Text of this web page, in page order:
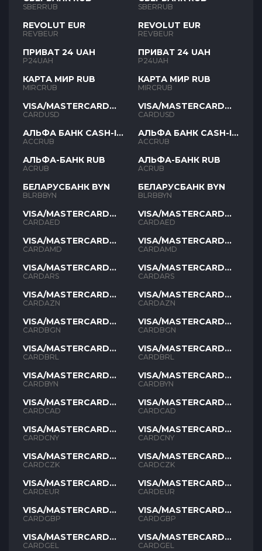
SBERRUB
REVOLUT EUR
REVBEUR
ПРИВАТ 24 UAH
P24UAH
КАРТА МИР RUB
MIRCRUB
VISA/MASTERCARD
USD
CARDUSD
АЛЬФА БАНК CASH-IN
RUB
ACCRUB
АЛЬФА-БАНК RUB
ACRUB
БЕЛАРУСБАНК BYN
BLRBBYN
VISA/MASTERCARD
AED
CARDAED
VISA/MASTERCARD
AMD
CARDAMD
VISA/MASTERCARD
ARS
CARDARS
VISA/MASTERCARD
AZN
CARDAZN
VISA/MASTERCARD
BGN
CARDBGN
VISA/MASTERCARD
BRL
CARDBRL
VISA/MASTERCARD
BYN
CARDBYN
VISA/MASTERCARD
CAD
CARDCAD
VISA/MASTERCARD
CNY
CARDCNY
VISA/MASTERCARD
CZK
CARDCZK
VISA/MASTERCARD
EUR
CARDEUR
VISA/MASTERCARD
GBP
CARDGBP
VISA/MASTERCARD
GEL
CARDGEL
SBERRUB
REVOLUT EUR
REVBEUR
ПРИВАТ 24 UAH
P24UAH
КАРТА МИР RUB
MIRCRUB
VISA/MASTERCARD
USD
CARDUSD
АЛЬФА БАНК CASH-IN
RUB
ACCRUB
АЛЬФА-БАНК RUB
ACRUB
БЕЛАРУСБАНК BYN
BLRBBYN
VISA/MASTERCARD
AED
CARDAED
VISA/MASTERCARD
AMD
CARDAMD
VISA/MASTERCARD
ARS
CARDARS
VISA/MASTERCARD
AZN
CARDAZN
VISA/MASTERCARD
BGN
CARDBGN
VISA/MASTERCARD
BRL
CARDBRL
VISA/MASTERCARD
BYN
CARDBYN
VISA/MASTERCARD
CAD
CARDCAD
VISA/MASTERCARD
CNY
CARDCNY
VISA/MASTERCARD
CZK
CARDCZK
VISA/MASTERCARD
EUR
CARDEUR
VISA/MASTERCARD
GBP
CARDGBP
VISA/MASTERCARD
GEL
CARDGEL